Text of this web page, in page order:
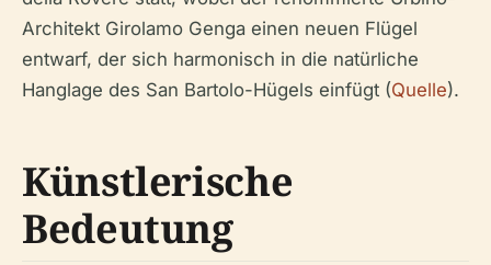
Architekt Girolamo Genga einen neuen Flügel
entwarf, der sich harmonisch in die natürliche
Hanglage des San Bartolo-Hügels einfügt (Quelle).
Künstlerische
Bedeutung